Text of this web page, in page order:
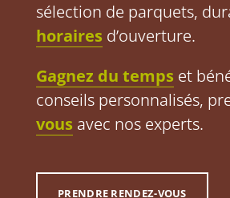
sélection de parquets,
horaires d’ouverture.
Gagnez du temps et
conseils personnalisés,
vous avec nos experts.
PRENDRE RENDEZ-VOUS